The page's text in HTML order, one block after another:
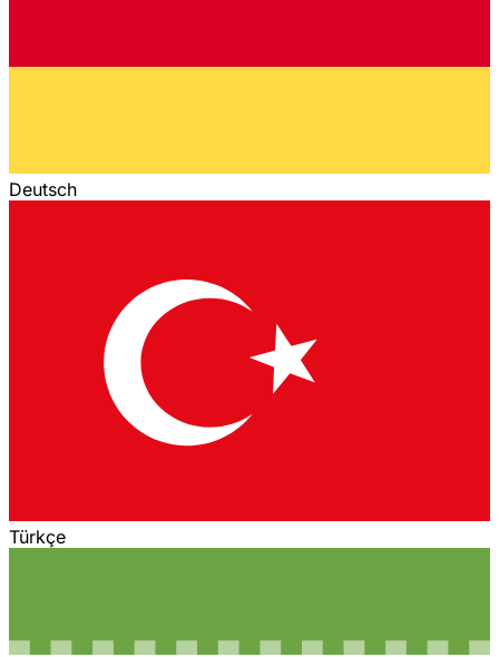
Deutsch
Türkçe